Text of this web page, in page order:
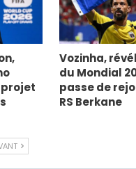
projet
Vozinha,
du Mondial
passe de
RS Berkane